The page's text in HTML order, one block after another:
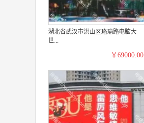
湖北省武汉市洪山区珞瑜路电脑大
世...
￥69000.00